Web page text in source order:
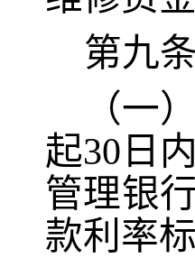
第九条
（一
起30日
管理银
款利率